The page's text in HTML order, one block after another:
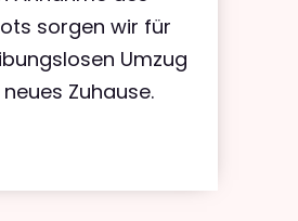
sorgen wir für
Umzug
neues Zuhause.